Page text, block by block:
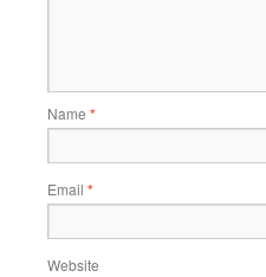
Name *
Email *
Website